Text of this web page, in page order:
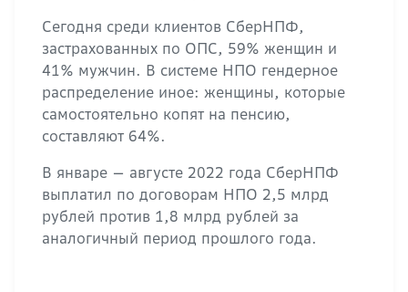
Сегодня среди клиентов СберНПФ,
застрахованных по ОПС, 59% женщин и
41% мужчин. В системе НПО гендерное
распределение иное: женщины, которые
самостоятельно копят на пенсию,
составляют 64%.
В январе — августе 2022 года СберНПФ
выплатил по договорам НПО 2,5 млрд
рублей против 1,8 млрд рублей за
аналогичный период прошлого года.